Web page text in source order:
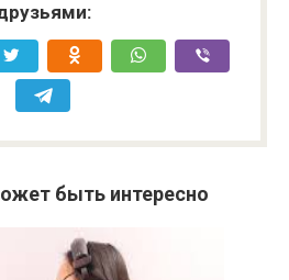
быть интересно